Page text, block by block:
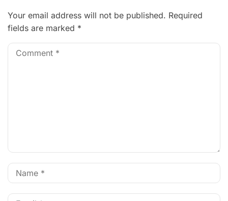
Your email address will not be published. Required
fields are marked *